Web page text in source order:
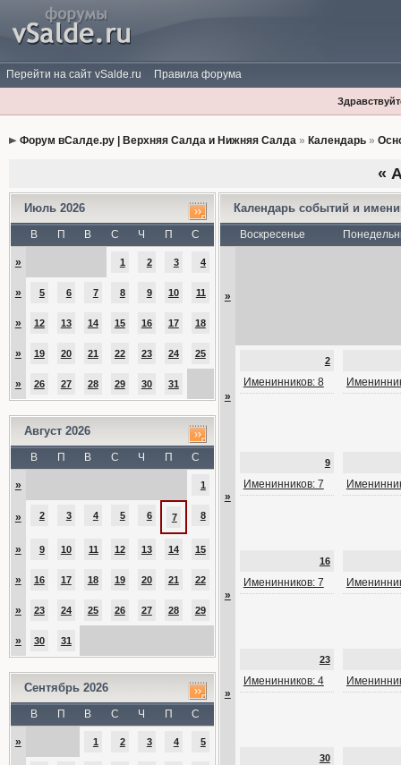
Перейти на сайт vSalde.ru Правила форума
Форум вСалде.ру | Верхняя Салда и Нижняя Салда» Календарь»
«
Июль 2026
В П В С Ч П С
» 1 2 3 4
» 5 6 7 8 9 10 11
» 12 13 14 15 16 17 18
» 19 20 21 22 23 24 25
» 26 27 28 29 30 31
Август 2026
В П В С Ч П С
» 1
» 2 3 4 5 6 7 8
» 9 10 11 12 13 14 15
» 16 17 18 19 20 21 22
» 23 24 25 26 27 28 29
» 30 31
Сентябрь 2026
В П В С Ч П С
» 1 2 3 4 5
Календарь событий и
Воскресенье
»
»
2
Именинников: 8
»
9
Именинников: 7
»
16
Именинников: 7
»
23
Именинников: 4
30